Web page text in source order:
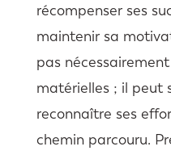
récompenser ses
maintenir sa
pas
matérielles ; il peut
reconnaître ses
chemin parcouru.